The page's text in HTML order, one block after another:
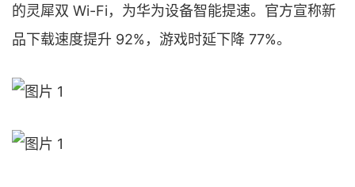
的灵犀双 Wi-Fi，为华为设备智能提速。官方宣称新
品下载速度提升 92%，游戏时延下降 77%。